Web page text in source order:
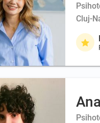
Cluj-